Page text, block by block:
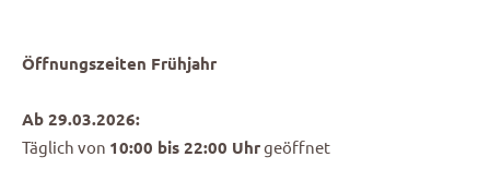
Öffnungszeiten Frühjahr
Ab 29.03.2026:
Täglich von 10:00 bis 22:00 Uhrgeöffnet